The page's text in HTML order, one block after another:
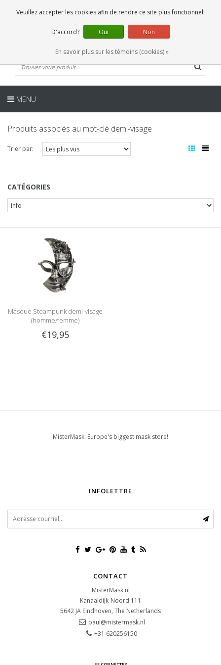
0 Articles
FR
MENU
Produits associés au mot-clé demi-visage
Trier par:
CATÉGORIES
Masque Steampunk demi-visage
(homme/femme)
€19,95
MisterMask: Europe's biggest mask store!
INFOLETTRE
CONTACT
MisterMask.nl
Kanaaldijk-Noord 111
5642 JA Eindhoven, The Netherlands
paul@mistermask.nl
+31 620256150
Veuillez accepter les cookies afin de rendre ce site plus fonctionnel.
D'accord? Oui Non
En savoir plus sur les témoins (cookies) »